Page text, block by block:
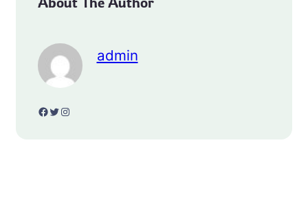
admin
Facebook Twitter Instagram